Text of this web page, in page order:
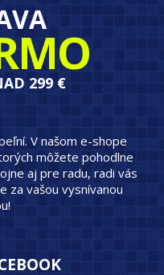
299 €
V našom e-shope
môžete pohodlne
aj pre radu, radi vás
za vašou vysnívanou